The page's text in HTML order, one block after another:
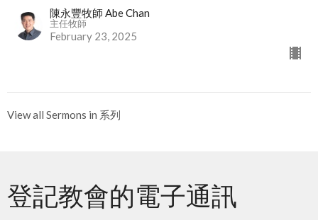
陳永豐牧師 Abe Chan
主任牧師
February 23, 2025
View all Sermons in 系列
登記教會的電子通訊